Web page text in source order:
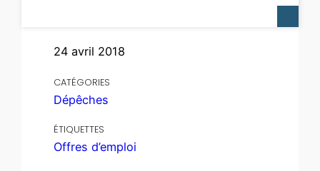
24 avril 2018
CATÉGORIES
Dépêches
ÉTIQUETTES
Offres d’emploi